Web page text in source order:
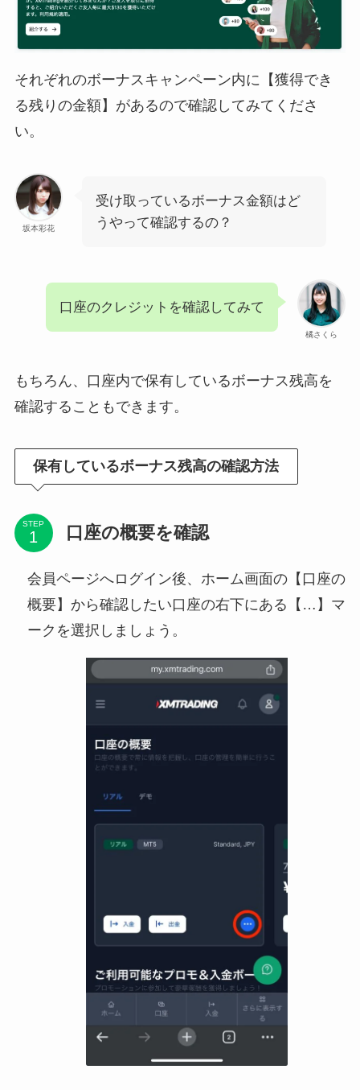
それぞれのボーナスキャンペーン内に【獲得でき
る残りの金額】があるので確認してみてくださ
い。
坂本彩花
受け取っているボーナス金額はど
うやって確認するの？
橘さくら
口座のクレジットを確認してみて
もちろん、口座内で保有しているボーナス残高を
確認することもできます。
保有しているボーナス残高の確認方法
STEP 口座の概要を確認
会員ページへログイン後、ホーム画面の【口座の
概要】から確認したい口座の右下にある【…】マ
ークを選択しましょう。